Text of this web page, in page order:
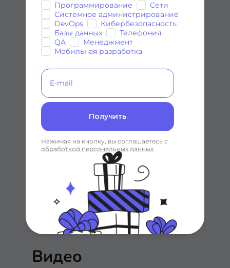
Программирование
Сети
Системное администрирование
DevOps
Кибербезопасность
Базы данных
Телефония
QA
Менеджмент
Мобильная разработка
Получить
Нажимая на кнопку, вы соглашаетесь с
обработкой персональных данных
5 курсов 3 курса
Тестирован
ие
3 курса
Менеджмен
Мобильная
разработка
3 курса
Видео